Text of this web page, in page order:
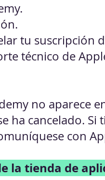
tu suscripción
técnico de
no aparece
ha cancelado.
con
la tienda de